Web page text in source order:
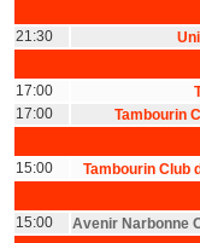
21:30
17:00
17:00
Tambourin
15:00
Tambourin Club
15:00
Avenir Narbonne